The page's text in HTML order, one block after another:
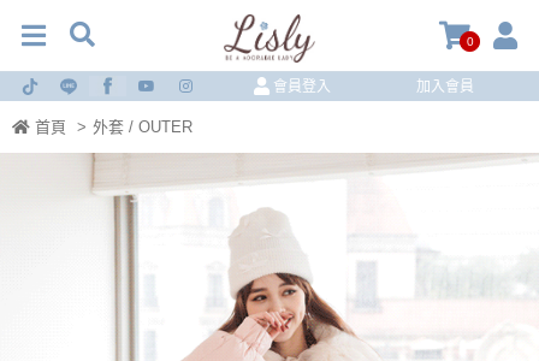
0
會員登入 加入會員
首頁 > 外套 / OUTER